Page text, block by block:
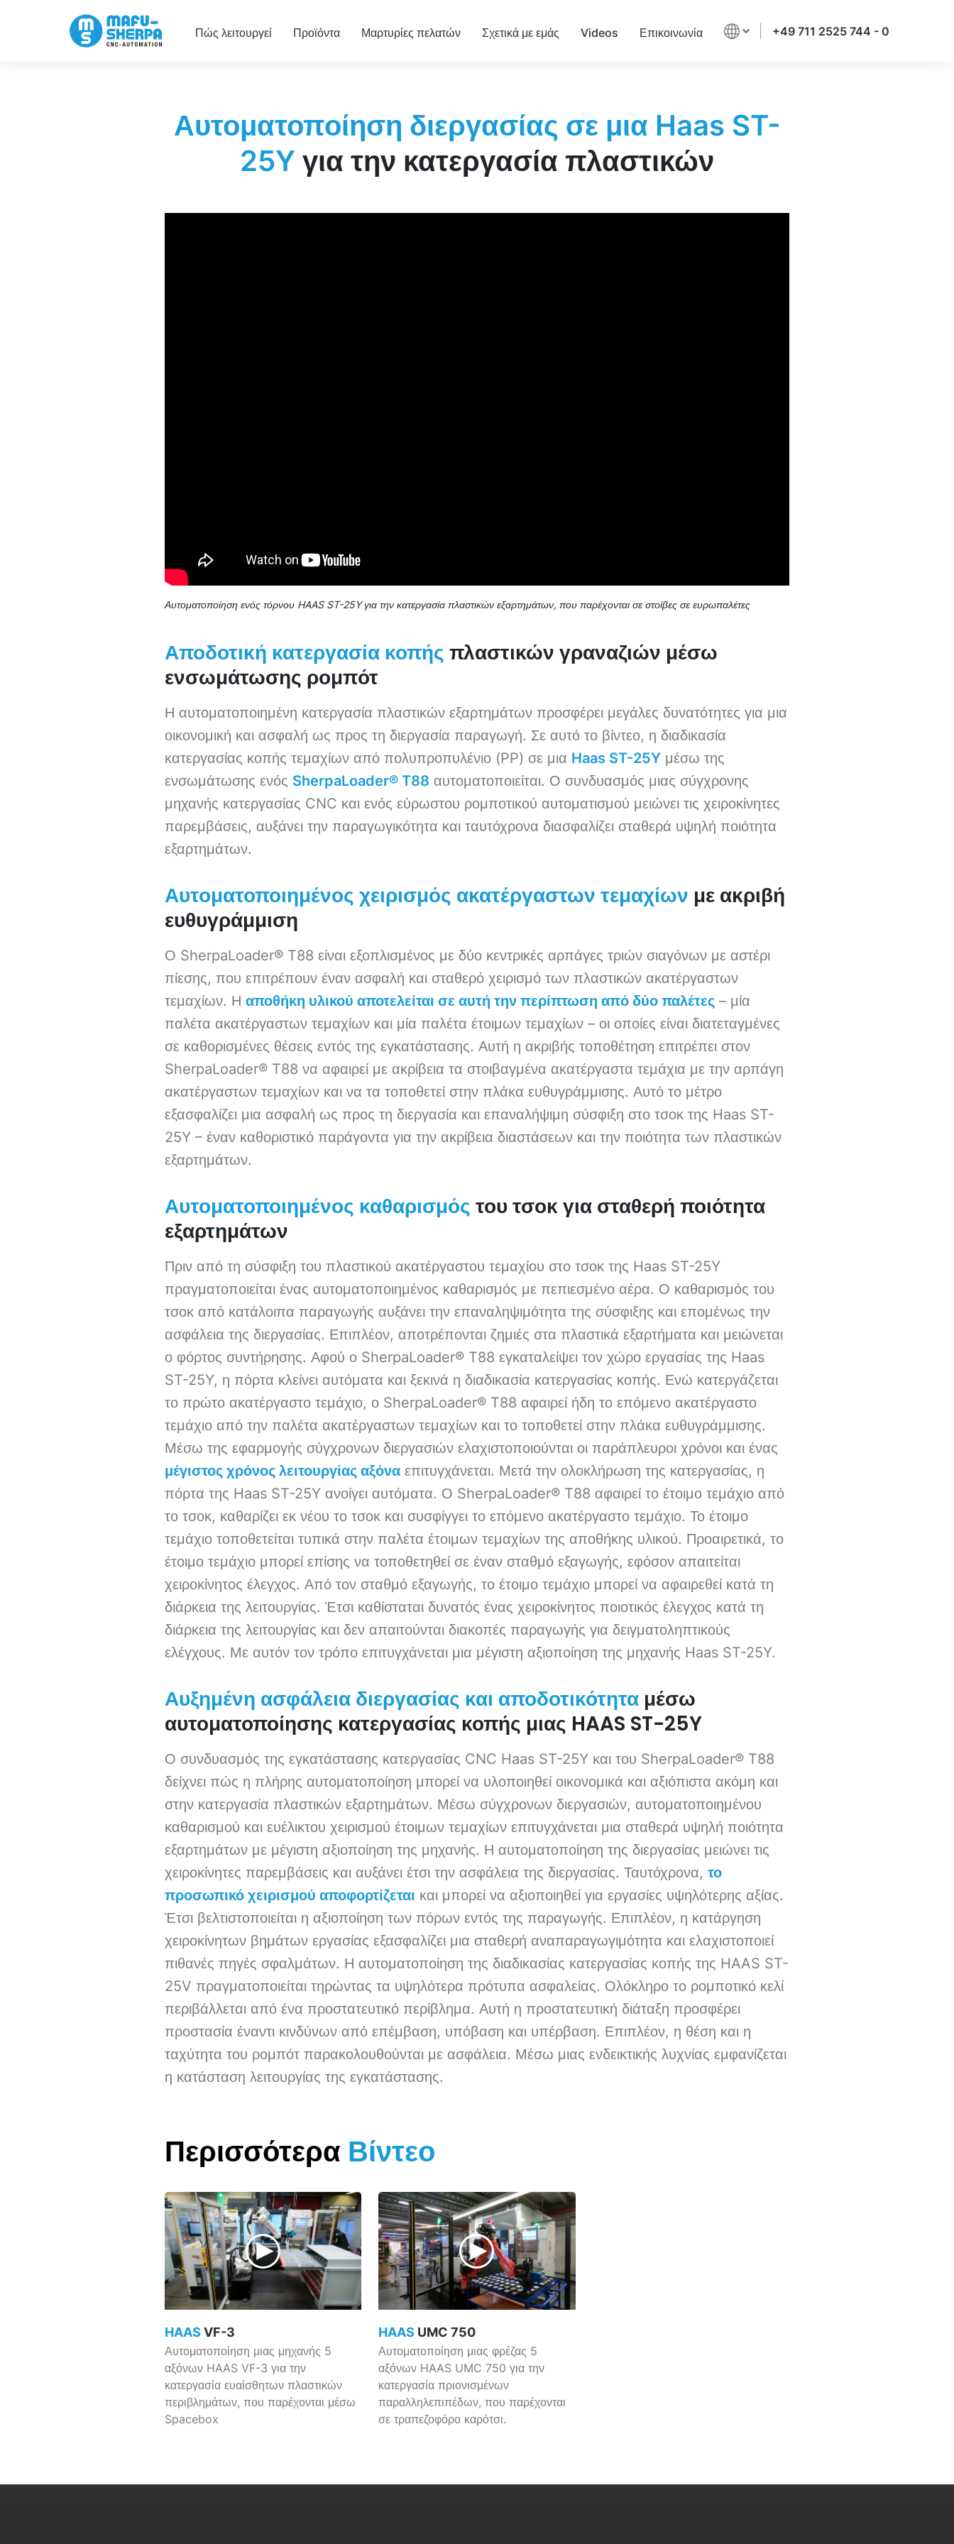
Πώς λειτουργεί Προϊόντα Μαρτυρίες πελατών Σχετικά με εμάς Videos Επικοινωνία +49 711 2525 744 - 0
Αυτοματοποίηση διεργασίας σε μια Haas ST-
25Y για την κατεργασία πλαστικών
Αυτοματοποίηση ενός τόρνου HAAS ST-25Y για την κατεργασία πλαστικών εξαρτημάτων, που παρέχονται σε στοίβες σε ευρωπαλέτες
Αποδοτική κατεργασία κοπής πλαστικών γραναζιών μέσω
ενσωμάτωσης ρομπότ
Η αυτοματοποιημένη κατεργασία πλαστικών εξαρτημάτων προσφέρει μεγάλες δυνατότητες για μια
οικονομική και ασφαλή ως προς τη διεργασία παραγωγή. Σε αυτό το βίντεο, η διαδικασία
κατεργασίας κοπής τεμαχίων από πολυπροπυλένιο (PP) σε μια Haas ST-25Y μέσω της
ενσωμάτωσης ενός SherpaLoader® T88 αυτοματοποιείται. Ο συνδυασμός μιας σύγχρονης
μηχανής κατεργασίας CNC και ενός εύρωστου ρομποτικού αυτοματισμού μειώνει τις χειροκίνητες
παρεμβάσεις, αυξάνει την παραγωγικότητα και ταυτόχρονα διασφαλίζει σταθερά υψηλή ποιότητα
εξαρτημάτων.
Αυτοματοποιημένος χειρισμός ακατέργαστων τεμαχίων με ακριβή
ευθυγράμμιση
Ο SherpaLoader® T88 είναι εξοπλισμένος με δύο κεντρικές αρπάγες τριών σιαγόνων με αστέρι
πίεσης, που επιτρέπουν έναν ασφαλή και σταθερό χειρισμό των πλαστικών ακατέργαστων
τεμαχίων. Η αποθήκη υλικού αποτελείται σε αυτή την περίπτωση από δύο παλέτες – μία
παλέτα ακατέργαστων τεμαχίων και μία παλέτα έτοιμων τεμαχίων – οι οποίες είναι διατεταγμένες
σε καθορισμένες θέσεις εντός της εγκατάστασης. Αυτή η ακριβής τοποθέτηση επιτρέπει στον
SherpaLoader® T88 να αφαιρεί με ακρίβεια τα στοιβαγμένα ακατέργαστα τεμάχια με την αρπάγη
ακατέργαστων τεμαχίων και να τα τοποθετεί στην πλάκα ευθυγράμμισης. Αυτό το μέτρο
εξασφαλίζει μια ασφαλή ως προς τη διεργασία και επαναλήψιμη σύσφιξη στο τσοκ της Haas ST-
25Y – έναν καθοριστικό παράγοντα για την ακρίβεια διαστάσεων και την ποιότητα των πλαστικών
εξαρτημάτων.
Αυτοματοποιημένος καθαρισμός του τσοκ για σταθερή ποιότητα
εξαρτημάτων
Πριν από τη σύσφιξη του πλαστικού ακατέργαστου τεμαχίου στο τσοκ της Haas ST-25Y
πραγματοποιείται ένας αυτοματοποιημένος καθαρισμός με πεπιεσμένο αέρα. Ο καθαρισμός του
τσοκ από κατάλοιπα παραγωγής αυξάνει την επαναληψιμότητα της σύσφιξης και επομένως την
ασφάλεια της διεργασίας. Επιπλέον, αποτρέπονται ζημιές στα πλαστικά εξαρτήματα και μειώνεται
ο φόρτος συντήρησης. Αφού ο SherpaLoader® T88 εγκαταλείψει τον χώρο εργασίας της Haas
ST-25Y, η πόρτα κλείνει αυτόματα και ξεκινά η διαδικασία κατεργασίας κοπής. Ενώ κατεργάζεται
το πρώτο ακατέργαστο τεμάχιο, ο SherpaLoader® T88 αφαιρεί ήδη το επόμενο ακατέργαστο
τεμάχιο από την παλέτα ακατέργαστων τεμαχίων και το τοποθετεί στην πλάκα ευθυγράμμισης.
Μέσω της εφαρμογής σύγχρονων διεργασιών ελαχιστοποιούνται οι παράπλευροι χρόνοι και ένας
μέγιστος χρόνος λειτουργίας αξόνα επιτυγχάνεται. Μετά την ολοκλήρωση της κατεργασίας, η
πόρτα της Haas ST-25Y ανοίγει αυτόματα. Ο SherpaLoader® T88 αφαιρεί το έτοιμο τεμάχιο από
το τσοκ, καθαρίζει εκ νέου το τσοκ και συσφίγγει το επόμενο ακατέργαστο τεμάχιο. Το έτοιμο
τεμάχιο τοποθετείται τυπικά στην παλέτα έτοιμων τεμαχίων της αποθήκης υλικού. Προαιρετικά, το
έτοιμο τεμάχιο μπορεί επίσης να τοποθετηθεί σε έναν σταθμό εξαγωγής, εφόσον απαιτείται
χειροκίνητος έλεγχος. Από τον σταθμό εξαγωγής, το έτοιμο τεμάχιο μπορεί να αφαιρεθεί κατά τη
διάρκεια της λειτουργίας. Έτσι καθίσταται δυνατός ένας χειροκίνητος ποιοτικός έλεγχος κατά τη
διάρκεια της λειτουργίας και δεν απαιτούνται διακοπές παραγωγής για δειγματοληπτικούς
ελέγχους. Με αυτόν τον τρόπο επιτυγχάνεται μια μέγιστη αξιοποίηση της μηχανής Haas ST-25Y.
Αυξημένη ασφάλεια διεργασίας και αποδοτικότητα μέσω
αυτοματοποίησης κατεργασίας κοπής μιας HAAS ST-25Y
Ο συνδυασμός της εγκατάστασης κατεργασίας CNC Haas ST-25Y και του SherpaLoader® T88
δείχνει πώς η πλήρης αυτοματοποίηση μπορεί να υλοποιηθεί οικονομικά και αξιόπιστα ακόμη και
στην κατεργασία πλαστικών εξαρτημάτων. Μέσω σύγχρονων διεργασιών, αυτοματοποιημένου
καθαρισμού και ευέλικτου χειρισμού έτοιμων τεμαχίων επιτυγχάνεται μια σταθερά υψηλή ποιότητα
εξαρτημάτων με μέγιστη αξιοποίηση της μηχανής. Η αυτοματοποίηση της διεργασίας μειώνει τις
χειροκίνητες παρεμβάσεις και αυξάνει έτσι την ασφάλεια της διεργασίας. Ταυτόχρονα, το
προσωπικό χειρισμού αποφορτίζεται και μπορεί να αξιοποιηθεί για εργασίες υψηλότερης αξίας.
Έτσι βελτιστοποιείται η αξιοποίηση των πόρων εντός της παραγωγής. Επιπλέον, η κατάργηση
χειροκίνητων βημάτων εργασίας εξασφαλίζει μια σταθερή αναπαραγωγιμότητα και ελαχιστοποιεί
πιθανές πηγές σφαλμάτων. Η αυτοματοποίηση της διαδικασίας κατεργασίας κοπής της HAAS ST-
25V πραγματοποιείται τηρώντας τα υψηλότερα πρότυπα ασφαλείας. Ολόκληρο το ρομποτικό κελί
περιβάλλεται από ένα προστατευτικό περίβλημα. Αυτή η προστατευτική διάταξη προσφέρει
προστασία έναντι κινδύνων από επέμβαση, υπόβαση και υπέρβαση. Επιπλέον, η θέση και η
ταχύτητα του ρομπότ παρακολουθούνται με ασφάλεια. Μέσω μιας ενδεικτικής λυχνίας εμφανίζεται
η κατάσταση λειτουργίας της εγκατάστασης.
Περισσότερα Βίντεο
HAAS VF-3
Αυτοματοποίηση μιας μηχανής 5
αξόνων HAAS VF-3 για την
κατεργασία ευαίσθητων πλαστικών
περιβλημάτων, που παρέχονται μέσω
Spacebox
HAAS UMC 750
Αυτοματοποίηση μιας φρέζας 5
αξόνων HAAS UMC 750 για την
κατεργασία πριονισμένων
παραλληλεπιπέδων, που παρέχονται
σε τραπεζοφόρο καρότσι.